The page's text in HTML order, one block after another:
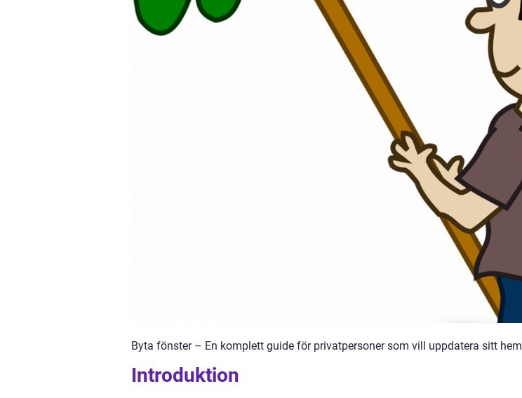
Byta fönster – En komplett guide för privatpersoner som vill uppdatera sitt hem
Introduktion